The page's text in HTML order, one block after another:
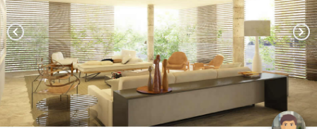
chevron_left chevron_right